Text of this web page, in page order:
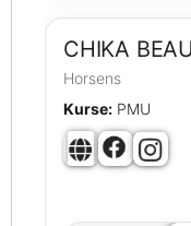
CHIKA
Horsens
Kurse: PMU